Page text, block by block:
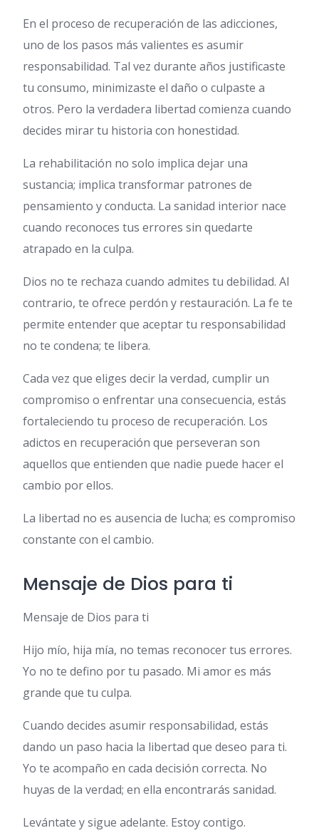
En el proceso de recuperación de las adicciones,
uno de los pasos más valientes es asumir
responsabilidad. Tal vez durante años justificaste
tu consumo, minimizaste el daño o culpaste a
otros. Pero la verdadera libertad comienza cuando
decides mirar tu historia con honestidad.
La rehabilitación no solo implica dejar una
sustancia; implica transformar patrones de
pensamiento y conducta. La sanidad interior nace
cuando reconoces tus errores sin quedarte
atrapado en la culpa.
Dios no te rechaza cuando admites tu debilidad. Al
contrario, te ofrece perdón y restauración. La fe te
permite entender que aceptar tu responsabilidad
no te condena; te libera.
Cada vez que eliges decir la verdad, cumplir un
compromiso o enfrentar una consecuencia, estás
fortaleciendo tu proceso de recuperación. Los
adictos en recuperación que perseveran son
aquellos que entienden que nadie puede hacer el
cambio por ellos.
La libertad no es ausencia de lucha; es compromiso
constante con el cambio.
Mensaje de Dios para ti
Mensaje de Dios para ti
Hijo mío, hija mía, no temas reconocer tus errores.
Yo no te defino por tu pasado. Mi amor es más
grande que tu culpa.
Cuando decides asumir responsabilidad, estás
dando un paso hacia la libertad que deseo para ti.
Yo te acompaño en cada decisión correcta. No
huyas de la verdad; en ella encontrarás sanidad.
Levántate y sigue adelante. Estoy contigo.